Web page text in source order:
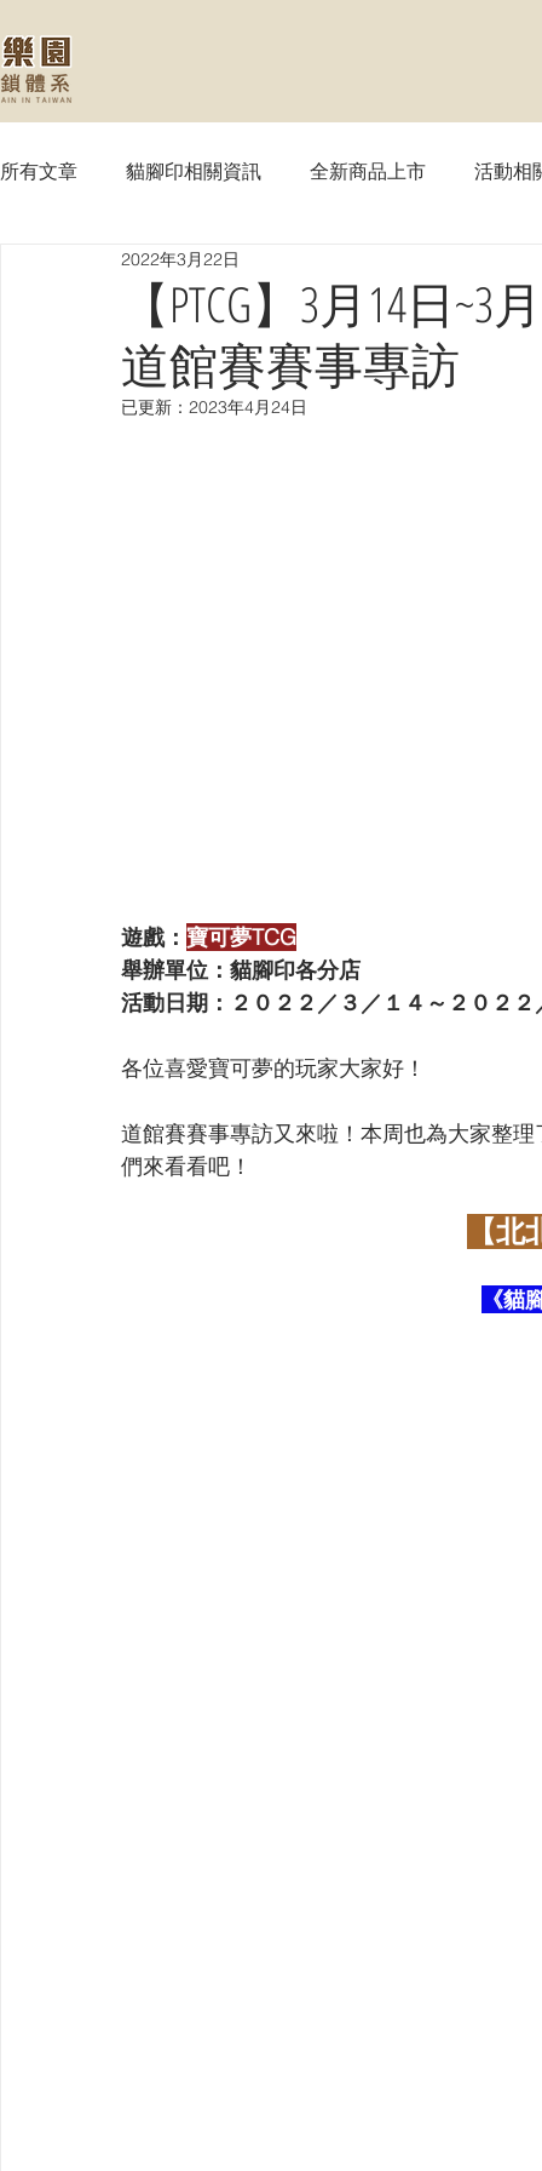
所有文章 貓腳印相關資訊 全新商品上市 活動相
【MTG】魔法風雲會
【SVE】闇影詩章 【WIXOSS】戰鬥少女
【PTCG】3月14日
道館賽賽事專訪
2022年3月22日
已更新： 2023年4月24日
遊戲： 寶可夢TCG
舉辦單位：貓腳印各分店
活動日期：２０２２／３／１４～２０２２
各位喜愛寶可夢的玩家大家好！
道館賽賽事專訪又來啦！本周也為大家整
們來看看吧！
【
《貓